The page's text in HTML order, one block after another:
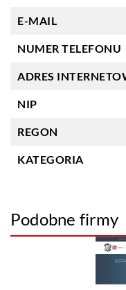
E-MAIL
NUMER TELEFONU
ADRES
NIP
REGON
KATEGORIA
Podobne firmy